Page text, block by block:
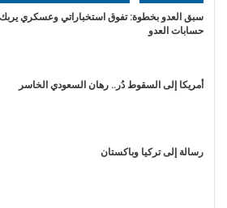
سبق العدو بخطوة: تفوق استخباراتي وعسكري يربك
حسابات العدو
أمريكا إلى السقوط دُر.. رهان السعودي الخاسر
رسالة إلى تركيا وباكستان